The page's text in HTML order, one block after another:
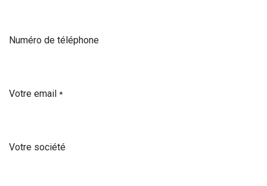
Numéro de téléphone
Votre email *
Votre société